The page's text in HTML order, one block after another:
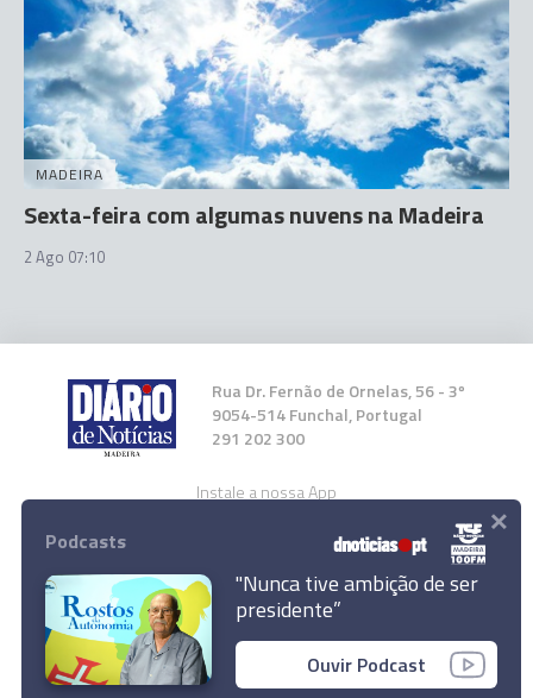
MADEIRA
Sexta-feira com algumas nuvens na Madeira
2 Ago 07:10
Rua Dr. Fernão de Ornelas, 56 - 3º
9054-514 Funchal, Portugal
291 202 300
Instale a nossa App
© 2024 Empresa Diário de Notícias, Lda.
Todos os direitos reservados.
Podcasts
"Nunca tive ambição de ser
presidente”
Ouvir Podcast
×